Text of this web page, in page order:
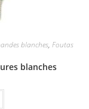
blanches, Foutas
blanches